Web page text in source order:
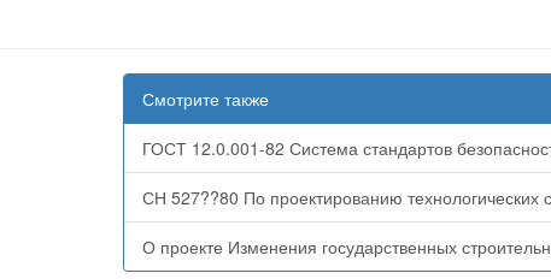
Смотрите также
ГОСТ 12.0.001-82 Система стандартов
СН 527??80 По проектированию технологических
О проекте Изменения государственных